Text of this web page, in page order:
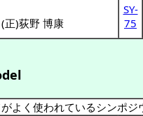
正)荻野 博康
SY-
75
よく使われているシンポ